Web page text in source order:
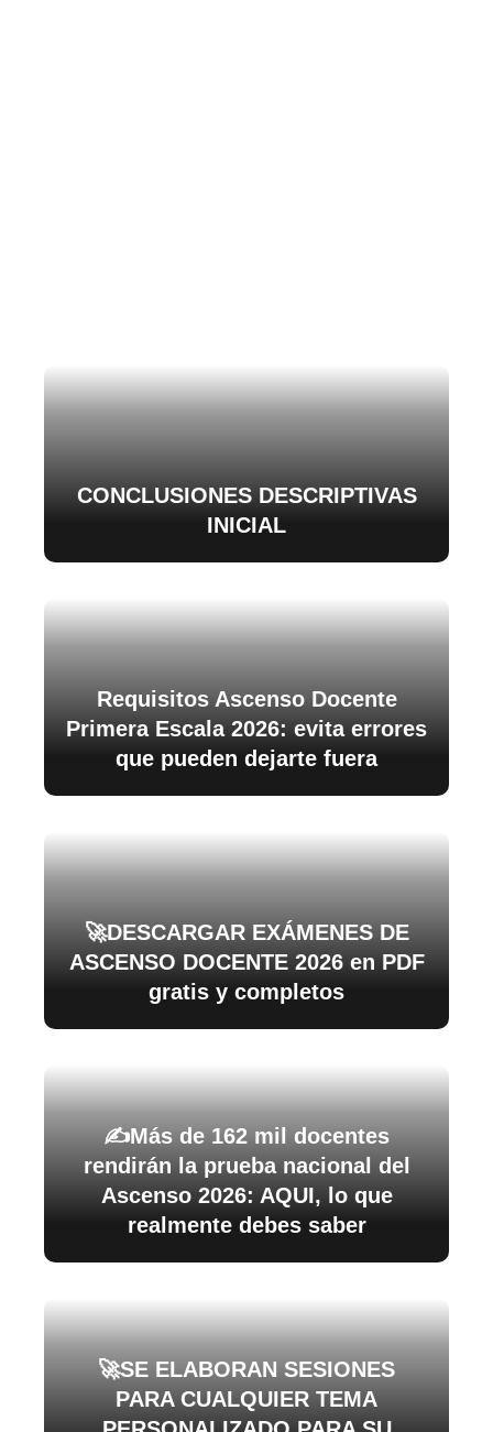
CONCLUSIONES DESCRIPTIVAS
INICIAL
Requisitos Ascenso Docente
Primera Escala 2026: evita errores
que pueden dejarte fuera
🚀DESCARGAR EXÁMENES DE
ASCENSO DOCENTE 2026 en PDF
gratis y completos
✍️Más de 162 mil docentes
rendirán la prueba nacional del
Ascenso 2026: AQUI, lo que
realmente debes saber
🚀SE ELABORAN SESIONES
PARA CUALQUIER TEMA